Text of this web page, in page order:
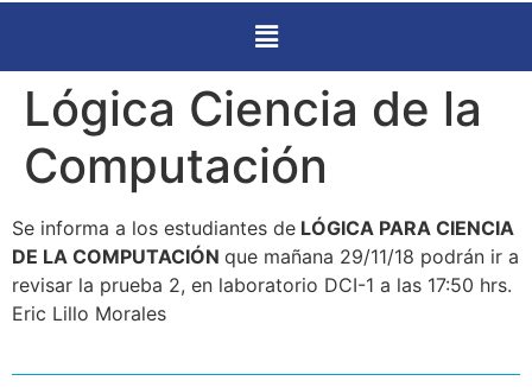
Lógica Ciencia de la
Computación
Se informa a los estudiantes de LÓGICA PARA CIENCIA
DE LA COMPUTACIÓN que mañana 29/11/18 podrán ir a
revisar la prueba 2, en laboratorio DCI-1 a las 17:50 hrs.
Eric Lillo Morales